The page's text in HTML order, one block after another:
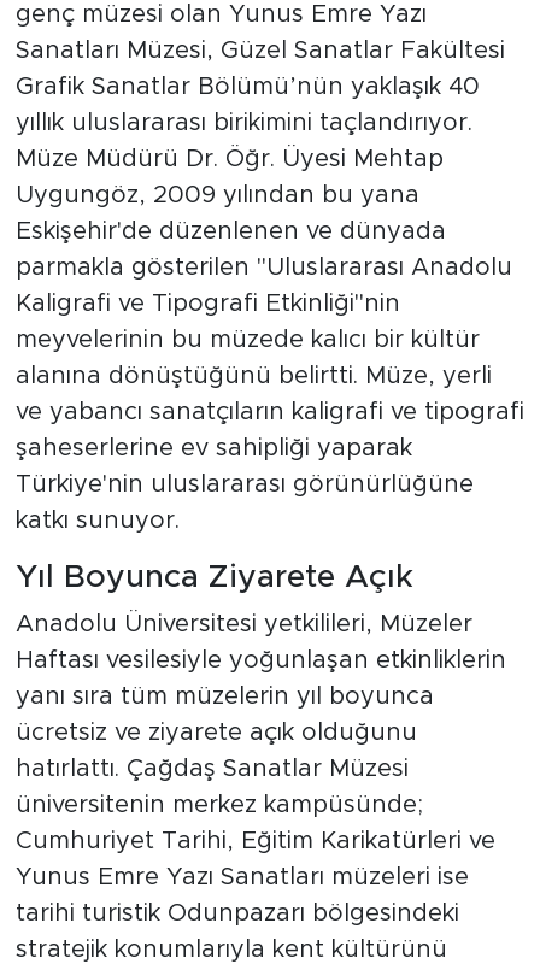
genç müzesi olan Yunus Emre Yazı
Sanatları Müzesi, Güzel Sanatlar Fakültesi
Grafik Sanatlar Bölümü’nün yaklaşık 40
yıllık uluslararası birikimini taçlandırıyor.
Müze Müdürü Dr. Öğr. Üyesi Mehtap
Uygungöz, 2009 yılından bu yana
Eskişehir'de düzenlenen ve dünyada
parmakla gösterilen "Uluslararası Anadolu
Kaligrafi ve Tipografi Etkinliği"nin
meyvelerinin bu müzede kalıcı bir kültür
alanına dönüştüğünü belirtti. Müze, yerli
ve yabancı sanatçıların kaligrafi ve tipografi
şaheserlerine ev sahipliği yaparak
Türkiye'nin uluslararası görünürlüğüne
katkı sunuyor.
Yıl Boyunca Ziyarete Açık
Anadolu Üniversitesi yetkilileri, Müzeler
Haftası vesilesiyle yoğunlaşan etkinliklerin
yanı sıra tüm müzelerin yıl boyunca
ücretsiz ve ziyarete açık olduğunu
hatırlattı. Çağdaş Sanatlar Müzesi
üniversitenin merkez kampüsünde;
Cumhuriyet Tarihi, Eğitim Karikatürleri ve
Yunus Emre Yazı Sanatları müzeleri ise
tarihi turistik Odunpazarı bölgesindeki
stratejik konumlarıyla kent kültürünü